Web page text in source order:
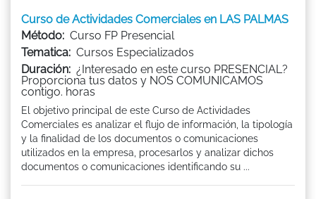
Curso de Actividades Comerciales en LAS PALMAS
Método: Curso FP Presencial
Tematica: Cursos Especializados
Duración: ¿Interesado en este curso PRESENCIAL?
Proporciona tus datos y NOS COMUNICAMOS
contigo. horas
El objetivo principal de este Curso de Actividades
Comerciales es analizar el flujo de información, la tipología
y la finalidad de los documentos o comunicaciones
utilizados en la empresa, procesarlos y analizar dichos
documentos o comunicaciones identificando su ...